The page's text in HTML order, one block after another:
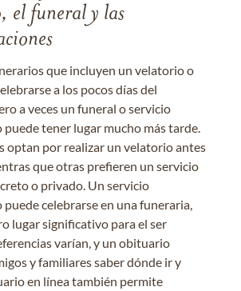
el funeral y las
que incluyen un velatorio o
a los pocos días del
a veces un funeral o servicio
tener lugar mucho más tarde.
optan por realizar un velatorio antes
que otras prefieren un servicio
o privado. Un servicio
celebrarse en una funeraria,
lugar significativo para el ser
varían, y un obituario
y familiares saber dónde ir y
en línea también permite